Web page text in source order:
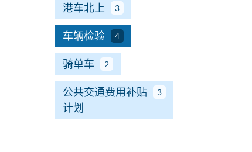
港车北上 3
车辆检验 4
骑单车 2
公共交通费用补贴
计划
3